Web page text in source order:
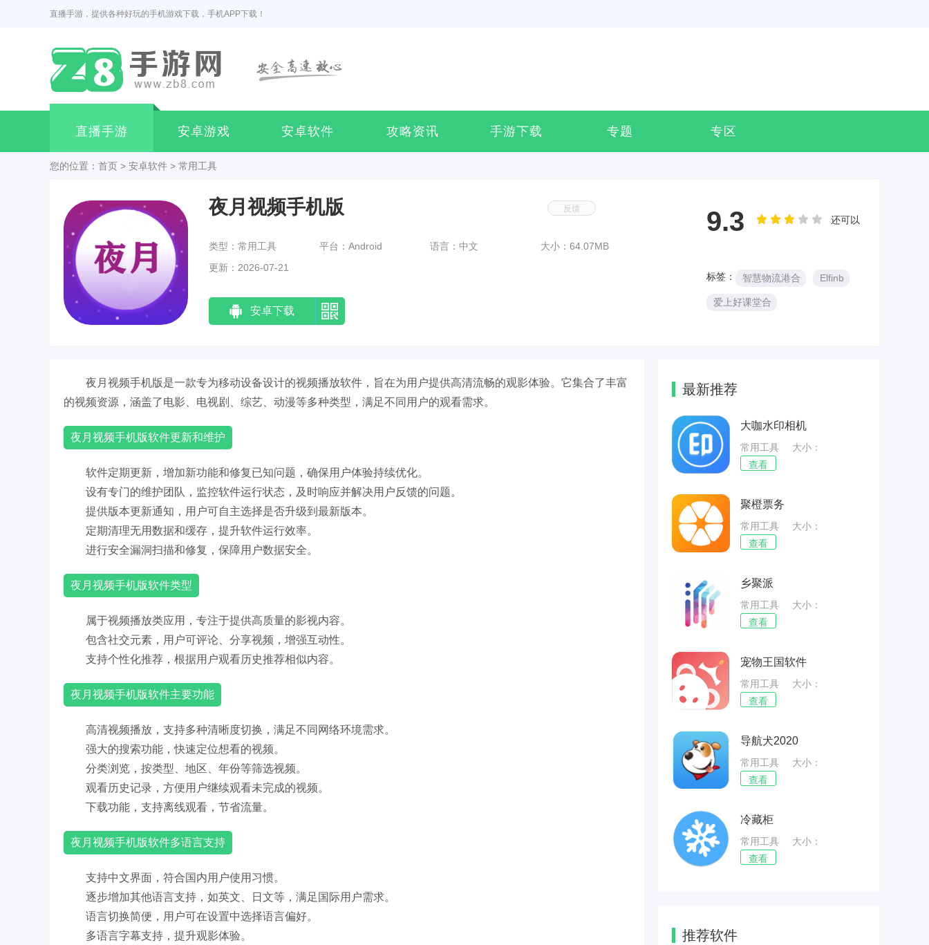
直播手游，提供各种好玩的手机游戏下载，手机APP下载！
直播手游 安卓游戏 安卓软件 攻略资讯 手游下载 专题 专区
您的位置： 首页 > 安卓软件 > 常用工具
类型：常用工具 平台：Android 语言：中文
大小：64.07MB
更新：2026-07-21
安卓下载
还可以
9.3
标签： 智慧物流港合 Elfinb
爱上好课堂合
夜月视频手机版
夜月视频手机版是一款专为移动设备设计的视频播放软件，旨在为用户提供高清流畅的观影体验。它集合了丰富
的视频资源，涵盖了电影、电视剧、综艺、动漫等多种类型，满足不同用户的观看需求。
夜月视频手机版软件更新和维护
软件定期更新，增加新功能和修复已知问题，确保用户体验持续优化。
设有专门的维护团队，监控软件运行状态，及时响应并解决用户反馈的问题。
提供版本更新通知，用户可自主选择是否升级到最新版本。
定期清理无用数据和缓存，提升软件运行效率。
进行安全漏洞扫描和修复，保障用户数据安全。
夜月视频手机版软件类型
属于视频播放类应用，专注于提供高质量的影视内容。
包含社交元素，用户可评论、分享视频，增强互动性。
支持个性化推荐，根据用户观看历史推荐相似内容。
夜月视频手机版软件主要功能
高清视频播放，支持多种清晰度切换，满足不同网络环境需求。
强大的搜索功能，快速定位想看的视频。
分类浏览，按类型、地区、年份等筛选视频。
观看历史记录，方便用户继续观看未完成的视频。
下载功能，支持离线观看，节省流量。
夜月视频手机版软件多语言支持
支持中文界面，符合国内用户使用习惯。
逐步增加其他语言支持，如英文、日文等，满足国际用户需求。
语言切换简便，用户可在设置中选择语言偏好。
多语言字幕支持，提升观影体验。
最新推荐
大咖水印相机
常用工具
大小：
48.54MB
查看
聚橙票务
常用工具
大小：
65.53MB
查看
乡聚派
常用工具
大小：
67.57MB
查看
宠物王国软件
常用工具
大小：
74.82MB
查看
导航犬2020
常用工具
大小：
88.75MB
查看
冷藏柜
常用工具
大小：
56.01MB
查看
推荐软件
反馈